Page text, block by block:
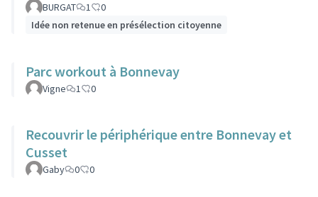
BURGAT 1
0
Idée non retenue en présélection citoyenne
Parc workout à Bonnevay
Vigne 1 0
Recouvrir le périphérique entre Bonnevay et
Cusset
Gaby 0 0